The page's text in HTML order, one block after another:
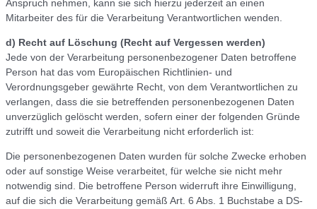
Anspruch nehmen, kann sie sich hierzu jederzeit an einen
Mitarbeiter des für die Verarbeitung Verantwortlichen wenden.
d) Recht auf Löschung (Recht auf Vergessen werden)
Jede von der Verarbeitung personenbezogener Daten betroffene
Person hat das vom Europäischen Richtlinien- und
Verordnungsgeber gewährte Recht, von dem Verantwortlichen zu
verlangen, dass die sie betreffenden personenbezogenen Daten
unverzüglich gelöscht werden, sofern einer der folgenden Gründe
zutrifft und soweit die Verarbeitung nicht erforderlich ist:
Die personenbezogenen Daten wurden für solche Zwecke erhoben
oder auf sonstige Weise verarbeitet, für welche sie nicht mehr
notwendig sind. Die betroffene Person widerruft ihre Einwilligung,
auf die sich die Verarbeitung gemäß Art. 6 Abs. 1 Buchstabe a DS-